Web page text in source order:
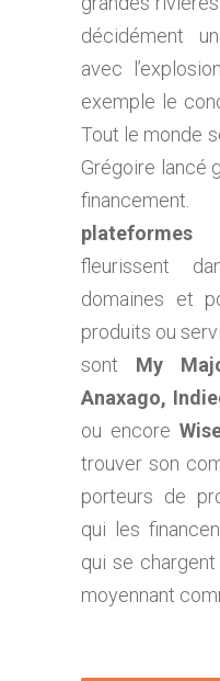
décidément
avec
exemple le
Tout le monde
Grégoire lancé
plateformes
fleurissent
domaines et
produits ou
sont My
Anaxago,
ou encore
trouver son
porteurs de
qui les
qui se
moyennant